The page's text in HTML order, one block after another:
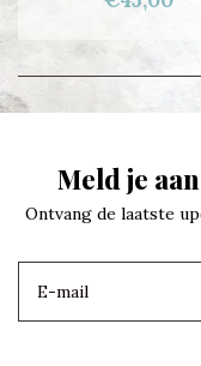
Meld je
Ontvang de laatste